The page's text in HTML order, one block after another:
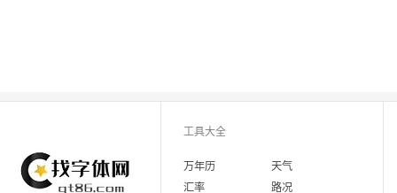
工具大全
万年历
天气
汇率
路况